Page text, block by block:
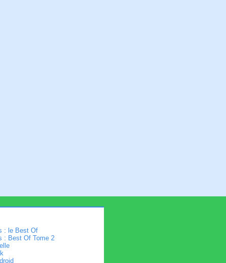
: le Best Of
: Best Of Tome 2